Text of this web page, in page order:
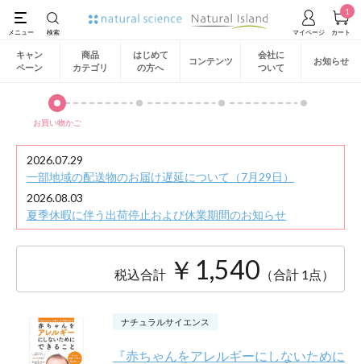
1
キャン
ペーン
商品
カテゴリ
はじめて
の方へ
コンテンツ
会社に
ついて
お知らせ
お買い物かご
2026.07.29
一部地域の配送物のお届け遅延について（7月29日）
2026.08.03
夏季休暇に伴う出荷停止および休業期間のお知らせ
税込合計 ￥1,540 （合計 1点）
ナチュラルサイエンス
『赤ちゃんをアレルギーにしないために